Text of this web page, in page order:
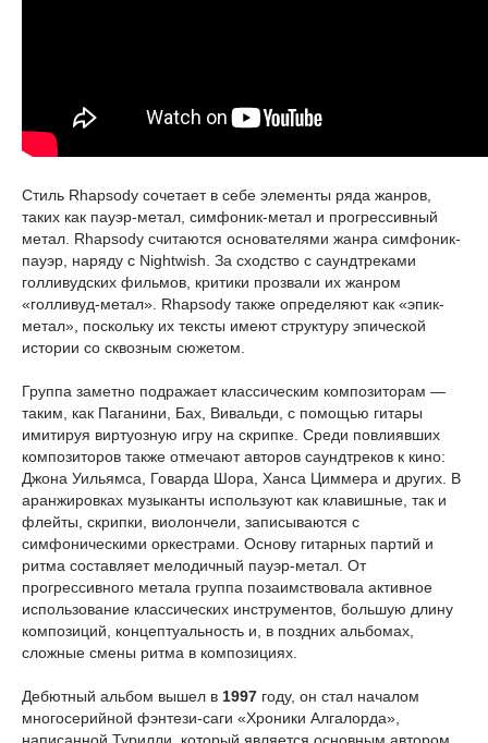
Стиль Rhapsody сочетает в себе элементы ряда жанров,
таких как пауэр-метал, симфоник-метал и прогрессивный
метал. Rhapsody считаются основателями жанра симфоник-
пауэр, наряду с Nightwish. За сходство с саундтреками
голливудских фильмов, критики прозвали их жанром
«голливуд-метал». Rhapsody также определяют как «эпик-
метал», поскольку их тексты имеют структуру эпической
истории со сквозным сюжетом.
Группа заметно подражает классическим композиторам —
таким, как Паганини, Бах, Вивальди, с помощью гитары
имитируя виртуозную игру на скрипке. Среди повлиявших
композиторов также отмечают авторов саундтреков к кино:
Джона Уильямса, Говарда Шора, Ханса Циммера и других. В
аранжировках музыканты используют как клавишные, так и
флейты, скрипки, виолончели, записываются с
симфоническими оркестрами. Основу гитарных партий и
ритма составляет мелодичный пауэр-метал. От
прогрессивного метала группа позаимствовала активное
использование классических инструментов, большую длину
композиций, концептуальность и, в поздних альбомах,
сложные смены ритма в композициях.
Дебютный альбом вышел в 1997 году, он стал началом
многосерийной фэнтези-саги «Хроники Алгалорда»,